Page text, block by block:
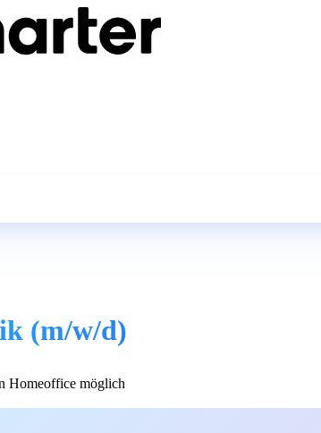
(m/w/d)
Homeoffice möglich